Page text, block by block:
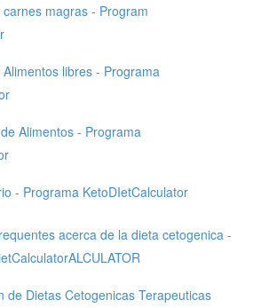
magras - Program
libres - Programa
Alimentos - Programa
- Programa KetoDIetCalculator
acerca de la dieta cetogenica -
de Dietas Cetogenicas Terapeuticas